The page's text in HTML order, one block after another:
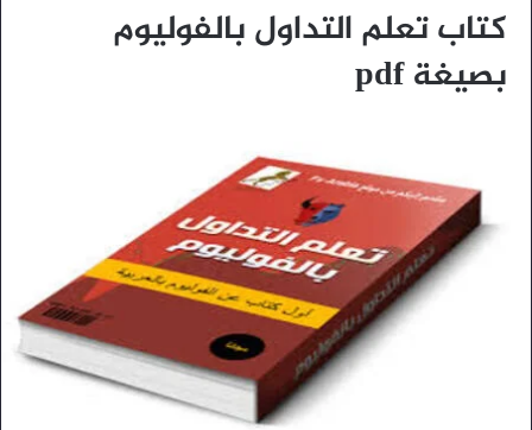
كتاب تعلم التداول بالفوليوم
بصيغة pdf